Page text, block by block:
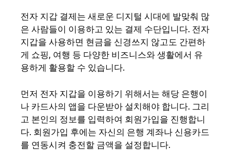
전자 지갑 결제는 새로운 디지털 시대에 발맞춰 많
은 사람들이 이용하고 있는 결제 수단입니다. 전자
지갑을 사용하면 현금을 신경쓰지 않고도 간편하
게 쇼핑, 여행 등 다양한 비즈니스와 생활에서 유
용하게 활용할 수 있습니다.
먼저 전자 지갑을 이용하기 위해서는 해당 은행이
나 카드사의 앱을 다운받아 설치해야 합니다. 그리
고 본인의 정보를 입력하여 회원가입을 진행합니
다. 회원가입 후에는 자신의 은행 계좌나 신용카드
를 연동시켜 충전할 금액을 설정합니다.